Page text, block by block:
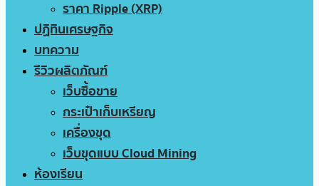
ราคา Ripple (XRP)
ปฏิทินเศรษฐกิจ
บทความ
รีวิวผลิตภัณฑ์
เว็บซื้อขาย
กระเป๋าเก็บเหรียญ
เครื่องขุด
เว็บขุดแบบ Cloud Mining
ห้องเรียน